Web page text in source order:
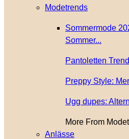
Modetrends
Sommermode
Sommer...
Pantoletten
Preppy Style:
Ugg dupes:
More From
Anlässe